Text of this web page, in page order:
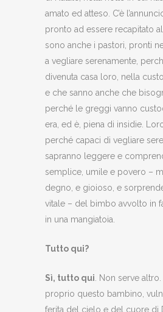
amato ed atteso. C’è
pronto ad essere recapitato
sono anche i pastori, pronti
a vegliare serenamente,
divenuta casa loro, nella
e che sanno anche che
perché le greggi vanno
era, ed è, piena di insidie.
perché capaci di vegliare
sapranno leggere e
semplice, umile e povero –
degno, e gioioso, e
vitale – del bimbo avvolto in
in una mangiatoia.
Tutto qui?
Sì, tutto qui . Non serve
proprio questo bambino,
ferita del cielo e del cuore di